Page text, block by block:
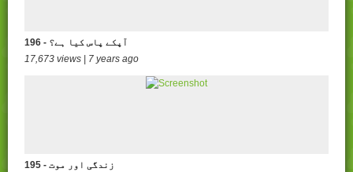
196 - آپکے پاس کیا ہے؟
17,673 views | 7 years ago
195 - زندگی اور موت